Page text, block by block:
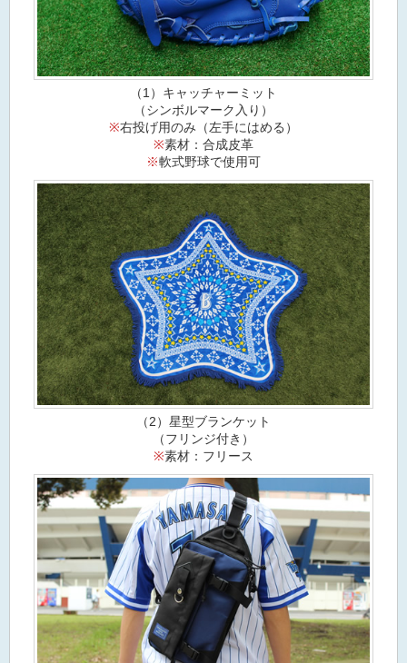
（1）キャッチャーミット
（シンボルマーク入り）
※右投げ用のみ（左手にはめる）
※素材：合成皮革
※軟式野球で使用可
（2）星型ブランケット
（フリンジ付き）
※素材：フリース